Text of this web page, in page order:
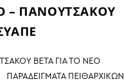
– ΠΑΝΟΥΤΣΑΚΟΥ
ΒΕΤΑ ΓΙΑ ΤΟ ΝΕΟ
ΠΑΡΑΔΕΙΓΜΑΤΑ ΠΕΙΘΑΡΧΙΚΩΝ